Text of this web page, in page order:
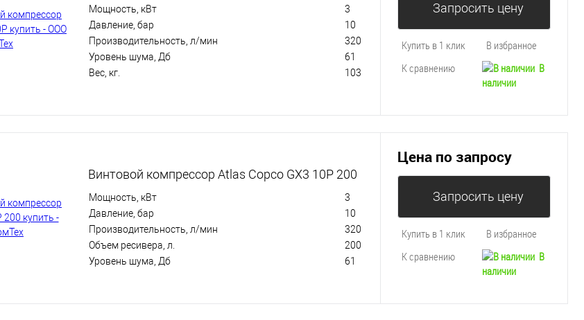
Мощность, кВт
3
Давление, бар
10
Производительность, л/мин
320
Уровень шума, Дб
61
Вес, кг.
103
Запросить цену
Купить в 1 клик
В избранное
К сравнению
В
наличии
Винтовой компрессор Atlas Copco GX3 10P 200
Мощность, кВт
3
Давление, бар
10
Производительность, л/мин
320
Объем ресивера, л.
200
Уровень шума, Дб
61
Цена по запросу
Запросить цену
Купить в 1 клик
В избранное
К сравнению
В
наличии